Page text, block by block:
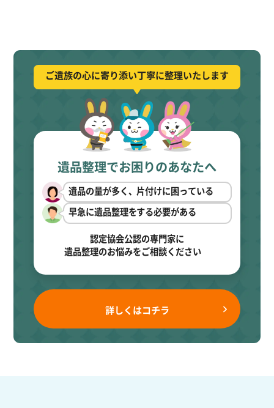
ご遺族の心に寄り添い丁寧に整理いたします
遺品整理でお困りのあなたへ
遺品の量が多く、片付けに困っている
早急に遺品整理をする必要がある
認定協会公認の専門家に
遺品整理のお悩みをご相談ください
詳しくはコチラ